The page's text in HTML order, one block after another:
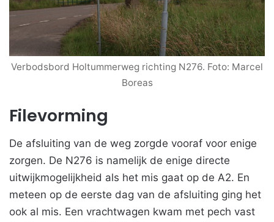
Verbodsbord Holtummerweg richting N276. Foto: Marcel
Boreas
Filevorming
De afsluiting van de weg zorgde vooraf voor enige
zorgen. De N276 is namelijk de enige directe
uitwijkmogelijkheid als het mis gaat op de A2. En
meteen op de eerste dag van de afsluiting ging het
ook al mis. Een vrachtwagen kwam met pech vast